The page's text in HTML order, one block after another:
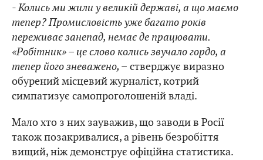
- Колись ми жили у великій державі, а що маємо
тепер? Промисловість уже багато років
переживає занепад, немає де працювати.
«Робітник» – це слово колись звучало гордо, а
тепер його зневажено, – стверджує виразно
обурений місцевий журналіст, котрий
симпатизує самопроголошеній владі.
Мало хто з них зауважив, що заводи в Росії
також позакривалися, а рівень безробіття
вищий, ніж демонструє офіційна статистика.